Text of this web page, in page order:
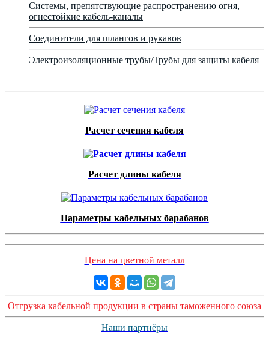
Системы, препятствующие распространению огня,
огнестойкие кабель-каналы
Соединители для шлангов и рукавов
Электроизоляционные трубы/Трубы для защиты кабеля
Расчет сечения кабеля
Расчет длины кабеля
Параметры кабельных барабанов
Цена на цветной металл
Отгрузка кабельной продукции в страны таможенного союза
Наши партнёры